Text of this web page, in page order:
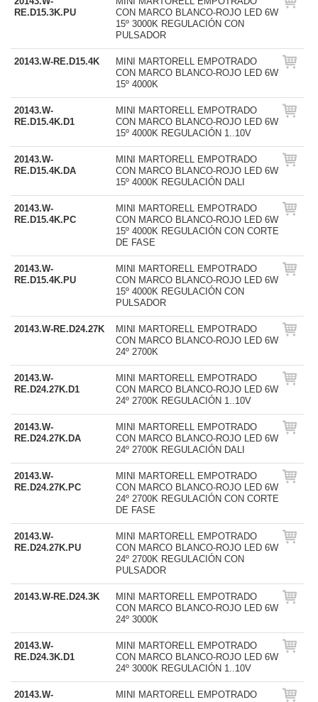
RE.D15.3K.PU
CON MARCO BLANCO-ROJO LED 6W
15º 3000K REGULACIÓN CON
PULSADOR
20143.W-RE.D15.4K
MINI MARTORELL EMPOTRADO
CON MARCO BLANCO-ROJO LED 6W
15º 4000K
20143.W-
RE.D15.4K.D1
MINI MARTORELL EMPOTRADO
CON MARCO BLANCO-ROJO LED 6W
15º 4000K REGULACIÓN 1..10V
20143.W-
RE.D15.4K.DA
MINI MARTORELL EMPOTRADO
CON MARCO BLANCO-ROJO LED 6W
15º 4000K REGULACIÓN DALI
20143.W-
RE.D15.4K.PC
MINI MARTORELL EMPOTRADO
CON MARCO BLANCO-ROJO LED 6W
15º 4000K REGULACIÓN CON CORTE
DE FASE
20143.W-
RE.D15.4K.PU
MINI MARTORELL EMPOTRADO
CON MARCO BLANCO-ROJO LED 6W
15º 4000K REGULACIÓN CON
PULSADOR
20143.W-RE.D24.27K
MINI MARTORELL EMPOTRADO
CON MARCO BLANCO-ROJO LED 6W
24º 2700K
20143.W-
RE.D24.27K.D1
MINI MARTORELL EMPOTRADO
CON MARCO BLANCO-ROJO LED 6W
24º 2700K REGULACIÓN 1..10V
20143.W-
RE.D24.27K.DA
MINI MARTORELL EMPOTRADO
CON MARCO BLANCO-ROJO LED 6W
24º 2700K REGULACIÓN DALI
20143.W-
RE.D24.27K.PC
MINI MARTORELL EMPOTRADO
CON MARCO BLANCO-ROJO LED 6W
24º 2700K REGULACIÓN CON CORTE
DE FASE
20143.W-
RE.D24.27K.PU
MINI MARTORELL EMPOTRADO
CON MARCO BLANCO-ROJO LED 6W
24º 2700K REGULACIÓN CON
PULSADOR
20143.W-RE.D24.3K
MINI MARTORELL EMPOTRADO
CON MARCO BLANCO-ROJO LED 6W
24º 3000K
20143.W-
RE.D24.3K.D1
MINI MARTORELL EMPOTRADO
CON MARCO BLANCO-ROJO LED 6W
24º 3000K REGULACIÓN 1..10V
20143.W-
MINI MARTORELL EMPOTRADO